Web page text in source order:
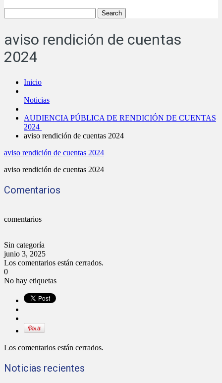
aviso rendición de cuentas
2024
Inicio
Noticias
AUDIENCIA PÚBLICA DE RENDICIÓN DE CUENTAS
2024
aviso rendición de cuentas 2024
aviso rendición de cuentas 2024
aviso rendición de cuentas 2024
Comentarios
comentarios
Sin categoría
junio 3, 2025
Los comentarios están cerrados.
0
No hay etiquetas
Los comentarios están cerrados.
Noticias recientes